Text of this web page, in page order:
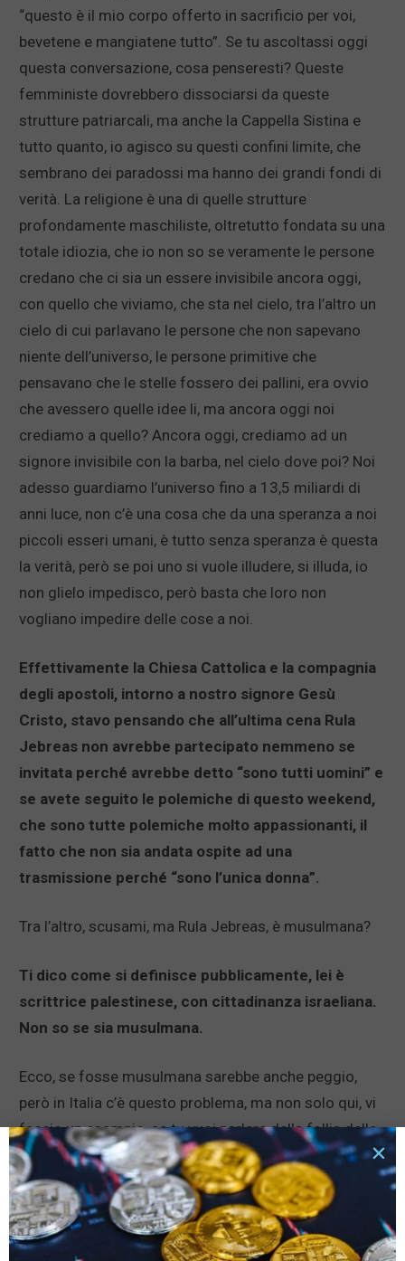
“questo è il mio corpo offerto in sacrificio per voi,
bevetene e mangiatene tutto”. Se tu ascoltassi oggi
questa conversazione, cosa penseresti? Queste
femministe dovrebbero dissociarsi da queste
strutture patriarcali, ma anche la Cappella Sistina e
tutto quanto, io agisco su questi confini limite, che
sembrano dei paradossi ma hanno dei grandi fondi di
verità. La religione è una di quelle strutture
profondamente maschiliste, oltretutto fondata su una
totale idiozia, che io non so se veramente le persone
credano che ci sia un essere invisibile ancora oggi,
con quello che viviamo, che sta nel cielo, tra l’altro un
cielo di cui parlavano le persone che non sapevano
niente dell’universo, le persone primitive che
pensavano che le stelle fossero dei pallini, era ovvio
che avessero quelle idee li, ma ancora oggi noi
crediamo a quello? Ancora oggi, crediamo ad un
signore invisibile con la barba, nel cielo dove poi? Noi
adesso guardiamo l’universo fino a 13,5 miliardi di
anni luce, non c’è una cosa che da una speranza a noi
piccoli esseri umani, è tutto senza speranza è questa
la verità, però se poi uno si vuole illudere, si illuda, io
non glielo impedisco, però basta che loro non
vogliano impedire delle cose a noi.
Effettivamente la Chiesa Cattolica e la compagnia
degli apostoli, intorno a nostro signore Gesù
Cristo, stavo pensando che all’ultima cena Rula
Jebreas non avrebbe partecipato nemmeno se
invitata perché avrebbe detto “sono tutti uomini” e
se avete seguito le polemiche di questo weekend,
che sono tutte polemiche molto appassionanti, il
fatto che non sia andata ospite ad una
trasmissione perché “sono l’unica donna”.
Tra l’altro, scusami, ma Rula Jebreas, è musulmana?
Ti dico come si definisce pubblicamente, lei è
scrittrice palestinese, con cittadinanza israeliana.
Non so se sia musulmana.
Ecco, se fosse musulmana sarebbe anche peggio,
però in Italia c’è questo problema, ma non solo qui, vi
faccio un esempio, se tu vuoi parlare della follia delle
religioni su un giornale di destra, lo puoi fare, ma devi
parlare contro l’Islam, perché a destra sono tutti
Cattolici, se tu vuoi parlare a sinistra contro l’Islam,
non puoi parlarne, perché c’è il rispetto delle culture, e